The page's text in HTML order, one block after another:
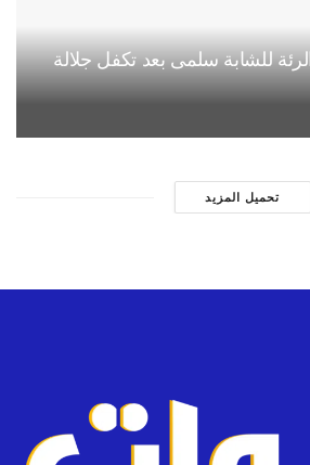
للشابة سلمى بعد تكفل جلالة
تحميل المزيد